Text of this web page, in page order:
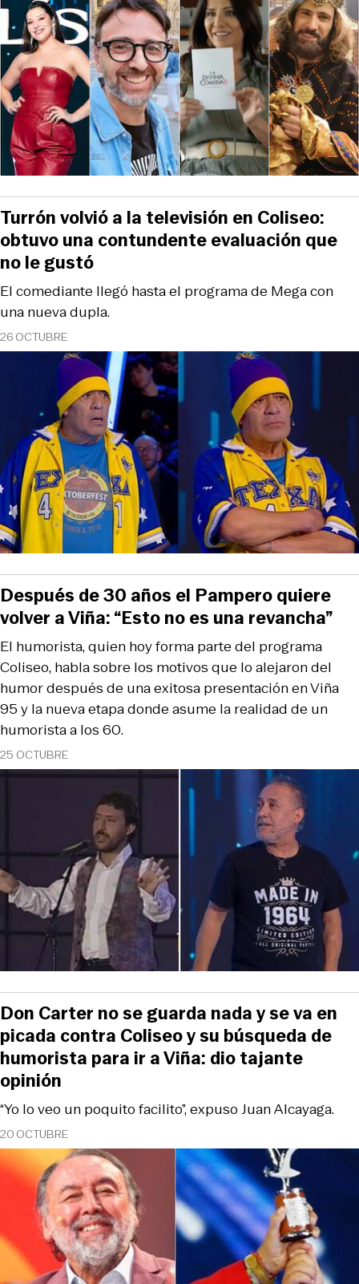
26 OCTUBRE
El comediante llegó hasta el programa de Mega con
una nueva dupla.
Turrón volvió a la televisión en Coliseo:
obtuvo una contundente evaluación que
no le gustó
25 OCTUBRE
El humorista, quien hoy forma parte del programa
Coliseo, habla sobre los motivos que lo alejaron del
humor después de una exitosa presentación en Viña
95 y la nueva etapa donde asume la realidad de un
humorista a los 60.
Después de 30 años el Pampero quiere
volver a Viña: “Esto no es una revancha”
20 OCTUBRE
“Yo lo veo un poquito facilito”, expuso Juan Alcayaga.
Don Carter no se guarda nada y se va en
picada contra Coliseo y su búsqueda de
humorista para ir a Viña: dio tajante
opinión